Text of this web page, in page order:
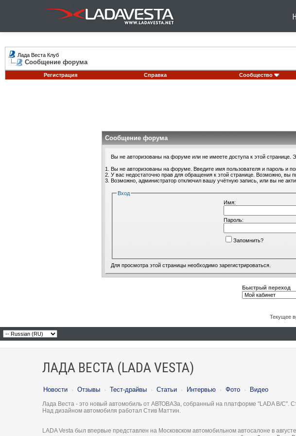
Лада Веста Клуб
Сообщение форума
Регистрация
Справка Сообщество
Сообщение форума
Вы не авторизованы на форуме или не имеете доступа к этой странице.
Вы не авторизованы на форуме. Введите имя пользователя и пароль и
У вас недостаточно прав для обращения к этой странице. Возможно, вы
Возможно, администратор отключил вашу учётную запись, или вы не
Вход
Имя:
Пароль:
Запомнить?
Для просмотра этой страницы необходимо зарегистрироваться
Быстрый переход
Текущее
ЛАДА ВЕСТА (LADA VESTA)
Новости · Отзывы · Тест-драйвы · Статьи · Интервью · Фото · Видео
Лада Веста - это новый автомобиль от АВТОВАЗа, собранный на платформе "LADA B/C".
Над дизайном автомобиля работал Стив Маттин.
LADA Vesta был впервые представлен на Московском автомобильном автосалоне в